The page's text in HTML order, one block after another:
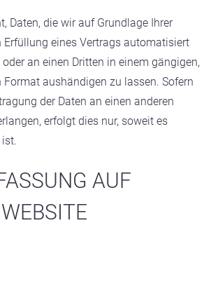
Daten, die wir auf Grundlage Ihrer
eines Vertrags automatisiert
an einen Dritten in einem gängigen,
aushändigen zu lassen. Sofern
der Daten an einen anderen
erfolgt dies nur, soweit es
AUF